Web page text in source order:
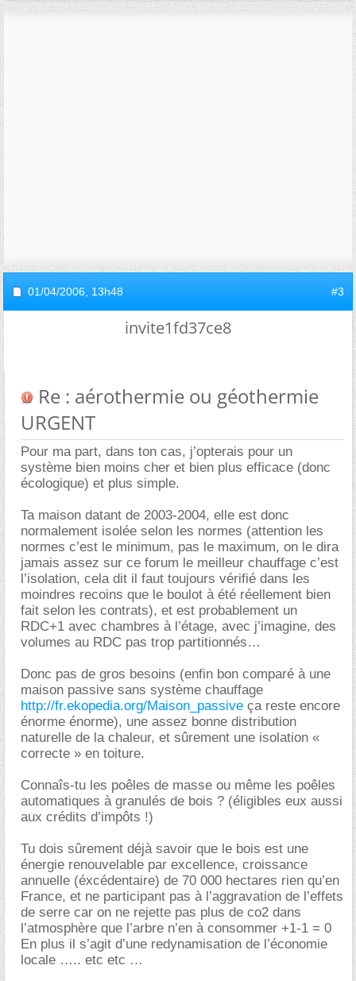
01/04/2006, 13h48 #3
invite1fd37ce8
Re : aérothermie ou géothermie
URGENT
Pour ma part, dans ton cas, j’opterais pour un
système bien moins cher et bien plus efficace (donc
écologique) et plus simple.
Ta maison datant de 2003-2004, elle est donc
normalement isolée selon les normes (attention les
normes c’est le minimum, pas le maximum, on le dira
jamais assez sur ce forum le meilleur chauffage c’est
l’isolation, cela dit il faut toujours vérifié dans les
moindres recoins que le boulot à été réellement bien
fait selon les contrats), et est probablement un
RDC+1 avec chambres à l’étage, avec j’imagine, des
volumes au RDC pas trop partitionnés
Donc pas de gros besoins (enfin bon comparé à une
maison passive sans système chauffage
http://fr.ekopedia.org/Maison_passive ça reste encore
énorme énorme), une assez bonne distribution
naturelle de la chaleur, et sûrement une isolation «
correcte » en toiture.
Connaîs-tu les poêles de masse ou même les poêles
automatiques à granulés de bois ? (éligibles eux aussi
aux crédits d’impôts !)
Tu dois sûrement déjà savoir que le bois est une
énergie renouvelable par excellence, croissance
annuelle (éxcédentaire) de 70 000 hectares rien qu’en
France, et ne participant pas à l’aggravation de l’effets
de serre car on ne rejette pas plus de co2 dans
l’atmosphère que l’arbre n’en à consommer +1-1 = 0
En plus il s’agit d’une redynamisation de l’économie
locale ….. etc etc